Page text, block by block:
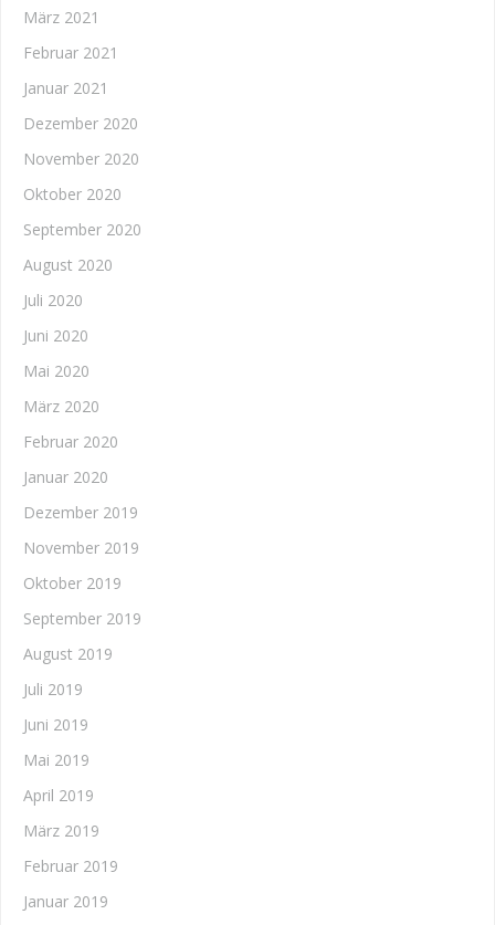
März 2021
Februar 2021
Januar 2021
Dezember 2020
November 2020
Oktober 2020
September 2020
August 2020
Juli 2020
Juni 2020
Mai 2020
März 2020
Februar 2020
Januar 2020
Dezember 2019
November 2019
Oktober 2019
September 2019
August 2019
Juli 2019
Juni 2019
Mai 2019
April 2019
März 2019
Februar 2019
Januar 2019